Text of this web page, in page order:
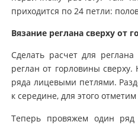
приходится по 24 петли:
Вязание реглана сверху от
Сделать расчет для
реглан от горловины
ряда лицевыми петлями.
к середине, для этого
Теперь провяжем один ряд